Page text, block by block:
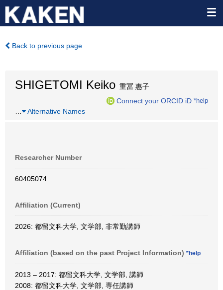
Back to previous page
SHIGETOMI Keiko 重冨 惠子
Connect your ORCID iD *help
Alternative Names
Researcher Number
60405074
Affiliation (Current)
2026: 都留文科大学, 文学部, 非常勤講師
Affiliation (based on the past Project Information) *help
2013 – 2017: 都留文科大学, 文学部, 講師
2008: 都留文科大学, 文学部, 専任講師